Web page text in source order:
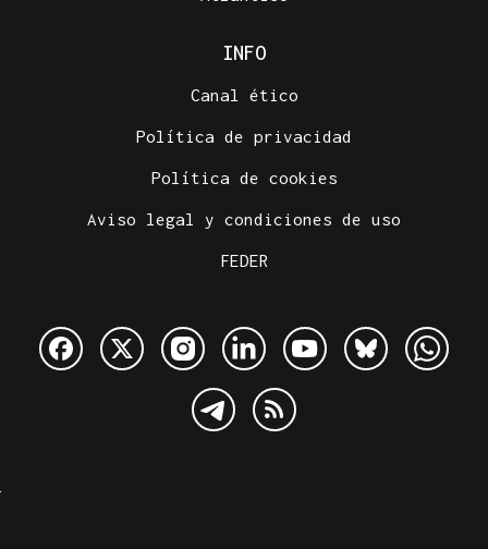
INFO
Canal ético
Política de privacidad
Política de cookies
Aviso legal y condiciones de uso
FEDER